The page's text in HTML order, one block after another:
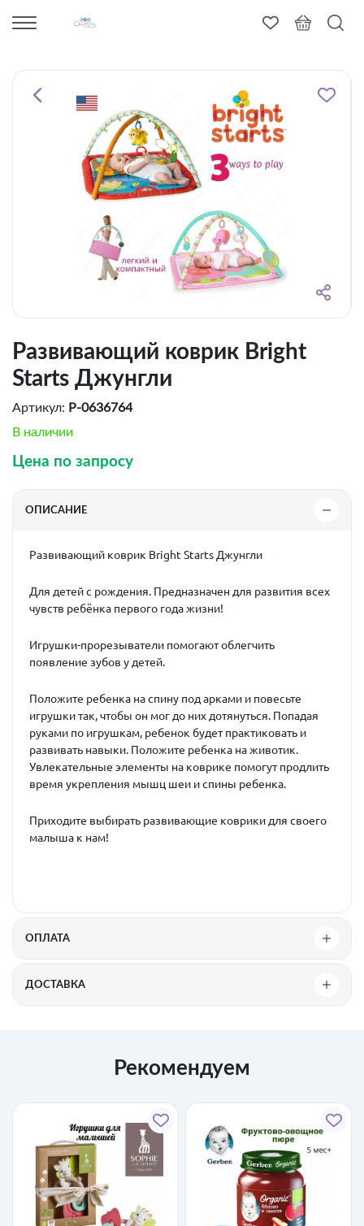
Развивающий коврик Bright
Starts Джунгли
Артикул: P-0636764
В наличии
Цена по запросу
ОПИСАНИЕ
Развивающий коврик Bright Starts Джунгли
Для детей с рождения. Предназначен для развития всех
чувств ребёнка первого года жизни!
Игрушки-прорезыватели помогают облегчить
появление зубов у детей.
Положите ребенка на спину под арками и повесьте
игрушки так, чтобы он мог до них дотянуться. Попадая
руками по игрушкам, ребенок будет практиковать и
развивать навыки. Положите ребенка на животик.
Увлекательные элементы на коврике помогут продлить
время укрепления мышц шеи и спины ребенка.
Приходите выбирать развивающие коврики для своего
малыша к нам!
ОПЛАТА
ДОСТАВКА
Рекомендуем